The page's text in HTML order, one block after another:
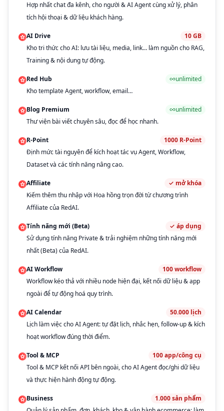
Hợp nhất chat đa kênh, cho người & AI Agent cùng xử lý, phân
tích hội thoại & dữ liệu khách hàng.
AI Drive 10GB
Kho tri thức cho AI: lưu tài liệu, media, link… làm nguồn cho RAG,
Training & nội dung tự động.
Red Hub
unlimited
Kho template Agent, workflow, email…
Blog Premium
unlimited
Thư viện bài viết chuyên sâu, đọc để học nhanh.
R-Point 1000 R-Point
Định mức tài nguyên để kích hoạt tác vụ Agent, Workflow,
Dataset và các tính năng nâng cao.
Affiliate ✓ mở khóa
Kiếm thêm thu nhập với Hoa hồng trọn đời từ chương trình
Affiliate của RedAI.
Tính năng mới (Beta) ✓ áp dụng
Sử dụng tính năng Private & trải nghiệm những tính năng mới
nhất (Beta) của RedAI.
AI Workflow 100workflow
Workflow kéo thả với nhiều node hiện đại, kết nối dữ liệu & app
ngoài để tự động hoá quy trình.
AI Calendar 50.000 lịch
Lịch làm việc cho AI Agent: tự đặt lịch, nhắc hẹn, follow-up & kích
hoạt workflow đúng thời điểm.
Tool & MCP 100app/công cụ
Tool & MCP kết nối API bên ngoài, cho AI Agent đọc/ghi dữ liệu
và thực hiện hành động tự động.
Business 1.000sản phẩm